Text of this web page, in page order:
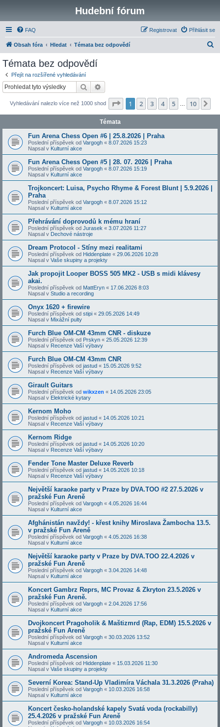
Hudební fórum
FAQ Přihlásit se
Registrovat
Obsah fóra Hledat Témata bez odpovědí
Témata bez odpovědí
Přejít na rozšířené vyhledávání
Hledat
Vyhledávání nalezlo více než 1000 shod Stránka z 10
1 2 3 4 5 10
Témata
Fun Arena Chess Open #6 | 25.8.2026 | Praha
Poslední příspěvek od Vargogh « 8.07.2026 15:23
Napsal v Kulturní akce
Fun Arena Chess Open #5 | 28. 07. 2026 | Praha
Poslední příspěvek od Vargogh « 8.07.2026 15:19
Napsal v Kulturní akce
Trojkoncert: Luisa, Psycho Rhyme & Forest Blunt | 5.9.2026 |
Praha
Poslední příspěvek od Vargogh « 8.07.2026 15:12
Napsal v Kulturní akce
Přehrávání doprovodů k mému hraní
Poslední příspěvek od Jurasek « 3.07.2026 11:27
Napsal v Dechové nástroje
Dream Protocol - Stíny mezi realitami
Poslední příspěvek od Hiddenplate « 29.06.2026 10:28
Napsal v Vaše skupiny a projekty
Jak propojit Looper BOSS 505 MK2 - USB s midi klávesy
akai.
Poslední příspěvek od MattEryn « 17.06.2026 8:03
Napsal v Studio a recording
Onyx 1620 + firewire
Poslední příspěvek od stipi « 29.05.2026 14:49
Napsal v Mixážní pulty
Furch Blue OM-CM 43mm CNR - diskuze
Poslední příspěvek od Prskyn « 25.05.2026 12:39
Napsal v Recenze Vaší výbavy
Furch Blue OM-CM 43mm CNR
Poslední příspěvek od jastud « 15.05.2026 9:52
Napsal v Recenze Vaší výbavy
Girault Guitars
Poslední příspěvek od wikxzen « 14.05.2026 23:05
Napsal v Elektrické kytary
Kernom Moho
Poslední příspěvek od jastud « 14.05.2026 10:21
Napsal v Recenze Vaší výbavy
Kernom Ridge
Poslední příspěvek od jastud « 14.05.2026 10:20
Napsal v Recenze Vaší výbavy
Fender Tone Master Deluxe Reverb
Poslední příspěvek od jastud « 14.05.2026 10:18
Napsal v Recenze Vaší výbavy
Největší karaoke party v Praze by DVA.TOO #2 27.5.2026 v
pražské Fun Areně
Poslední příspěvek od Vargogh « 4.05.2026 16:44
Napsal v Kulturní akce
Afghánistán navždy! - křest knihy Miroslava Žambocha 13.5.
v pražské Fun Areně
Poslední příspěvek od Vargogh « 4.05.2026 16:38
Napsal v Kulturní akce
Největší karaoke party v Praze by DVA.TOO 22.4.2026 v
pražské Fun Areně
Poslední příspěvek od Vargogh « 3.04.2026 14:48
Napsal v Kulturní akce
Koncert Gambrz Reprs, MC Provaz & Zkryton 23.5.2026 v
pražské Fun Areně.
Poslední příspěvek od Vargogh « 2.04.2026 17:56
Napsal v Kulturní akce
Dvojkoncert Pragoholik & Maštizmrd (Rap, EDM) 15.5.2026 v
pražské Fun Areně
Poslední příspěvek od Vargogh « 30.03.2026 13:52
Napsal v Kulturní akce
Andromeda Ascension
Poslední příspěvek od Hiddenplate « 15.03.2026 11:30
Napsal v Vaše skupiny a projekty
Severní Korea: Stand-Up Vladimíra Váchala 31.3.2026 (Praha)
Poslední příspěvek od Vargogh « 10.03.2026 16:58
Napsal v Kulturní akce
Koncert česko-holandské kapely Svatá voda (rockabilly)
25.4.2026 v pražské Fun Areně
Poslední příspěvek od Vargogh « 10.03.2026 16:54